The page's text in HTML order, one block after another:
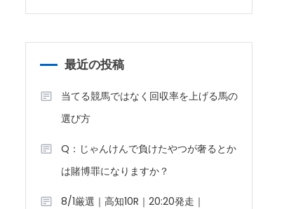
最近の投稿
当てる競馬ではなく回収率を上げる馬の
選び方
Q：じゃんけんで負けたやつが奢るとか
は賭博罪になりますか？
8/1厳選｜高知10R｜20:20発走｜